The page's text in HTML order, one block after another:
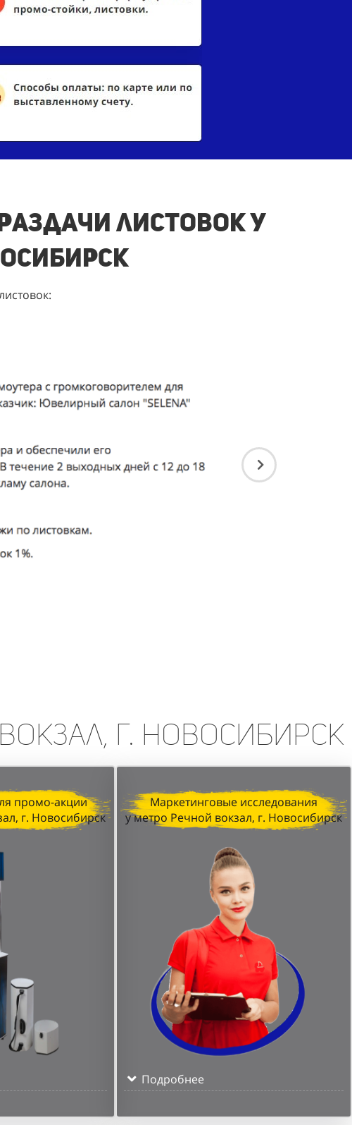
листовок у
г. Новосибирск
промо-акции
г. Новосибирск
Маркетинговые исследования
у метро Речной вокзал, г. Новосибирск
Подробнее